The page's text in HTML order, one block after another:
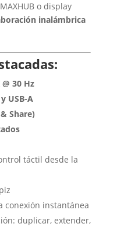
o display
inalámbrica
@ 30 Hz
USB-A
Share)
táctil desde la
conexión instantánea
duplicar, extender,